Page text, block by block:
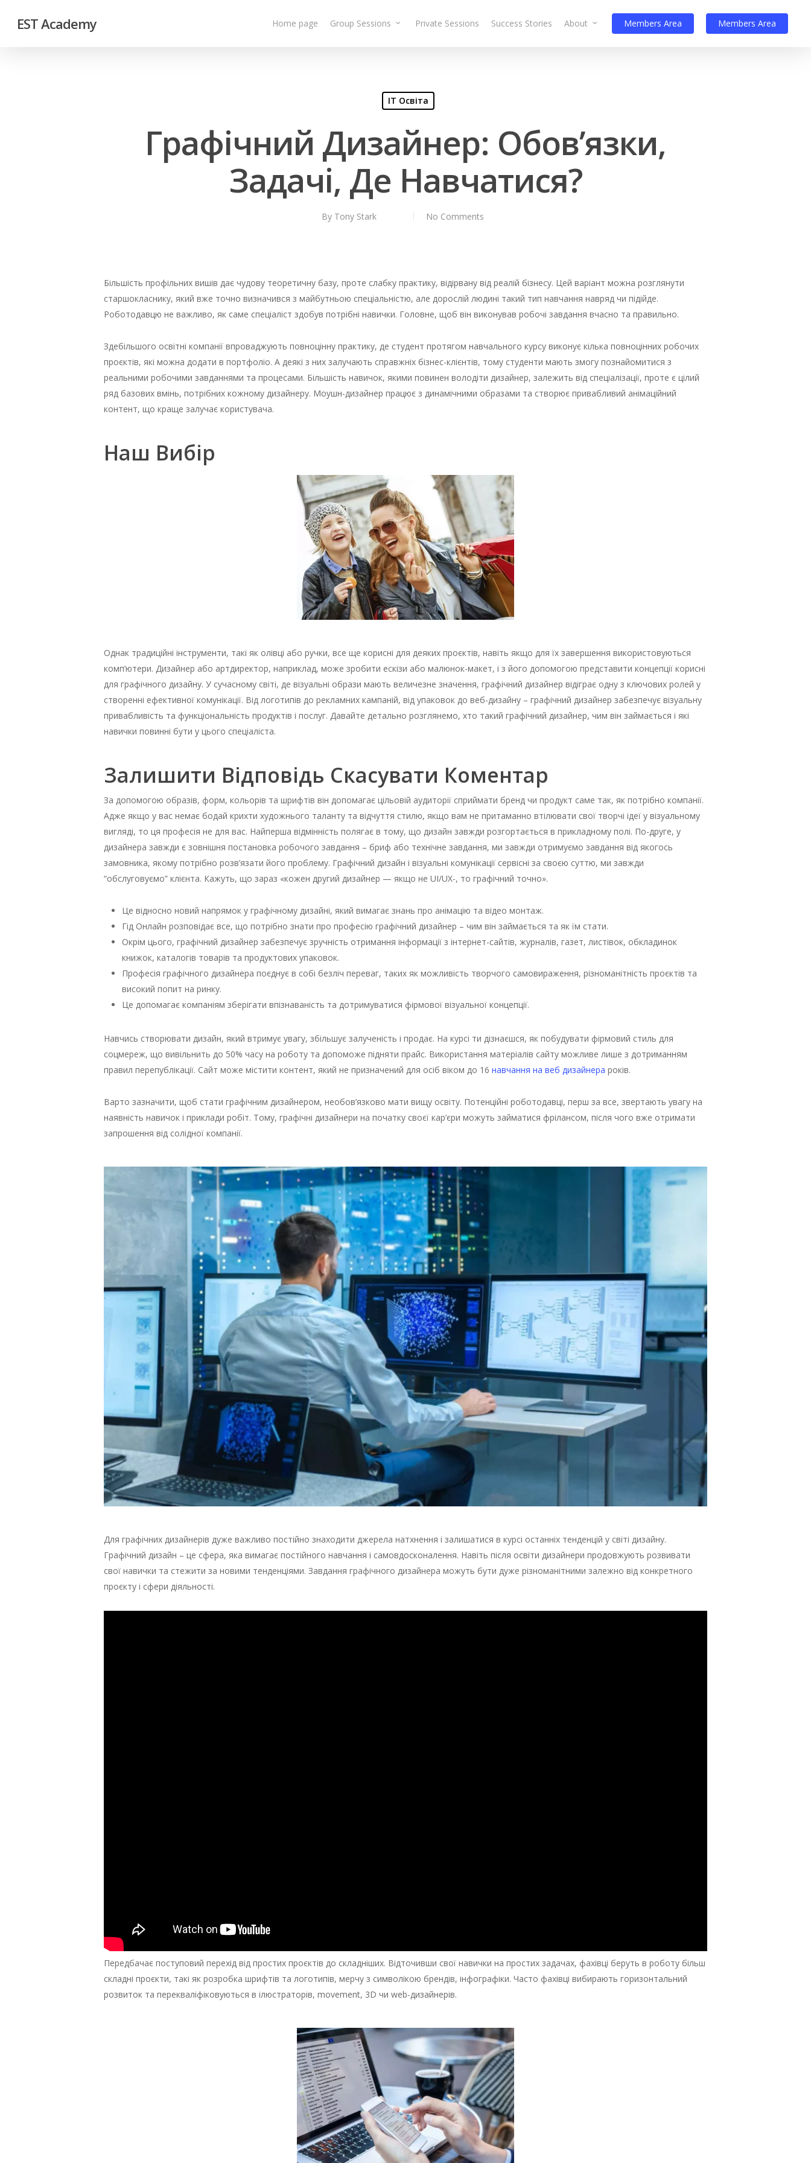
EST Academy Home page Group Sessions Private Sessions Success Stories About Members Area Members Area
IT Освіта
Графічний Дизайнер: Обовʼязки,
Задачі, Де Навчатися?
By Tony Stark No Comments
Більшість профільних вишів дає чудову теоретичну базу, проте слабку практику, відірвану від реалій бізнесу. Цей варіант можна розглянути
старшокласнику, який вже точно визначився з майбутньою спеціальністю, але дорослій людині такий тип навчання навряд чи підійде.
Роботодавцю не важливо, як саме спеціаліст здобув потрібні навички. Головне, щоб він виконував робочі завдання вчасно та правильно.
Здебільшого освітні компанії впроваджують повноцінну практику, де студент протягом навчального курсу виконує кілька повноцінних робочих
проєктів, які можна додати в портфоліо. А деякі з них залучають справжніх бізнес-клієнтів, тому студенти мають змогу познайомитися з
реальними робочими завданнями та процесами. Більшість навичок, якими повинен володіти дизайнер, залежить від спеціалізації, проте є цілий
ряд базових вмінь, потрібних кожному дизайнеру. Моушн-дизайнер працює з динамічними образами та створює привабливий анімаційний
контент, що краще залучає користувача.
Наш Вибір
Однак традиційні інструменти, такі як олівці або ручки, все ще корисні для деяких проєктів, навіть якщо для їх завершення використовуються
комп’ютери. Дизайнер або артдиректор, наприклад, може зробити ескізи або малюнок-макет, і з його допомогою представити концепції корисні
для графічного дизайну. У сучасному світі, де візуальні образи мають величезне значення, графічний дизайнер відіграє одну з ключових ролей у
створенні ефективної комунікації. Від логотипів до рекламних кампаній, від упаковок до веб-дизайну – графічний дизайнер забезпечує візуальну
привабливість та функціональність продуктів і послуг. Давайте детально розглянемо, хто такий графічний дизайнер, чим він займається і які
навички повинні бути у цього спеціаліста.
Залишити Відповідь Скасувати Коментар
За допомогою образів, форм, кольорів та шрифтів він допомагає цільовій аудиторії сприймати бренд чи продукт саме так, як потрібно компанії.
Адже якщо у вас немає бодай крихти художнього таланту та відчуття стилю, якщо вам не притаманно втілювати свої творчі ідеї у візуальному
вигляді, то ця професія не для вас. Найперша відмінність полягає в тому, що дизайн завжди розгортається в прикладному полі. По-друге, у
дизайнера завжди є зовнішня постановка робочого завдання – бриф або технічне завдання, ми завжди отримуємо завдання від якогось
замовника, якому потрібно розв’язати його проблему. Графічний дизайн і візуальні комунікації сервісні за своєю суттю, ми завжди
“обслуговуємо” клієнта. Кажуть, що зараз «кожен другий дизайнер — якщо не UI/UX-, то графічний точно».
Це відносно новий напрямок у графічному дизайні, який вимагає знань про анімацію та відео монтаж.
Гід Онлайн розповідає все, що потрібно знати про професію графічний дизайнер – чим він займається та як їм стати.
Окрім цього, графічний дизайнер забезпечує зручність отримання інформації з інтернет-сайтів, журналів, газет, листівок, обкладинок
книжок, каталогів товарів та продуктових упаковок.
Професія графічного дизайнера поєднує в собі безліч переваг, таких як можливість творчого самовираження, різноманітність проєктів та
високий попит на ринку.
Це допомагає компаніям зберігати впізнаваність та дотримуватися фірмової візуальної концепції.
Навчись створювати дизайн, який втримує увагу, збільшує залученість і продає. На курсі ти дізнаєшся, як побудувати фірмовий стиль для
соцмереж, що вивільнить до 50% часу на роботу та допоможе підняти прайс. Використання матеріалів сайту можливе лише з дотриманням
правил перепублікації. Сайт може містити контент, який не призначений для осіб віком до 16 навчання на веб дизайнера років.
Варто зазначити, щоб стати графічним дизайнером, необов’язково мати вищу освіту. Потенційні роботодавці, перш за все, звертають увагу на
наявність навичок і приклади робіт. Тому, графічні дизайнери на початку своєї кар’єри можуть займатися фрілансом, після чого вже отримати
запрошення від солідної компанії.
Для графічних дизайнерів дуже важливо постійно знаходити джерела натхнення і залишатися в курсі останніх тенденцій у світі дизайну.
Графічний дизайн – це сфера, яка вимагає постійного навчання і самовдосконалення. Навіть після освіти дизайнери продовжують розвивати
свої навички та стежити за новими тенденціями. Завдання графічного дизайнера можуть бути дуже різноманітними залежно від конкретного
проєкту і сфери діяльності.
Передбачає поступовий перехід від простих проєктів до складніших. Відточивши свої навички на простих задачах, фахівці беруть в роботу більш
складні проєкти, такі як розробка шрифтів та логотипів, мерчу з символікою брендів, інфографіки. Часто фахівці вибирають горизонтальний
розвиток та перекваліфіковуються в ілюстраторів, movement, 3D чи web-дизайнерів.